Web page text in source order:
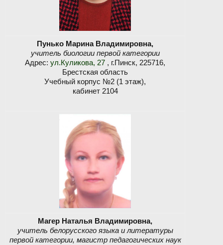
Пунько Марина Владимировна,
учитель биологии первой категории
Адрес: ул.Куликова, 27 , г.Пинск, 225716,
Брестская область
Учебный корпус №2 (1 этаж),
кабинет 2104
Магер Наталья Владимировна,
учитель белорусского языка и литературы
первой категории, магистр педагогических наук